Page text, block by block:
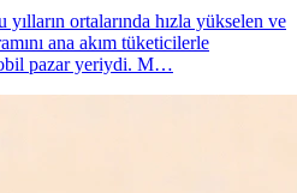
ortalarında hızla yükselen ve
ana akım tüketicilerle
pazar yeriydi. M…